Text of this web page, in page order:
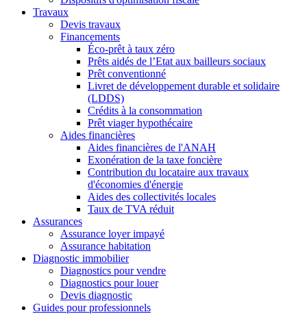
Travaux
Devis travaux
Financements
Éco-prêt à taux zéro
Prêts aidés de l’Etat aux bailleurs sociaux
Prêt conventionné
Livret de développement durable et solidaire
(LDDS)
Crédits à la consommation
Prêt viager hypothécaire
Aides financières
Aides financières de l'ANAH
Exonération de la taxe foncière
Contribution du locataire aux travaux
d'économies d'énergie
Aides des collectivités locales
Taux de TVA réduit
Assurances
Assurance loyer impayé
Assurance habitation
Diagnostic immobilier
Diagnostics pour vendre
Diagnostics pour louer
Devis diagnostic
Guides pour professionnels